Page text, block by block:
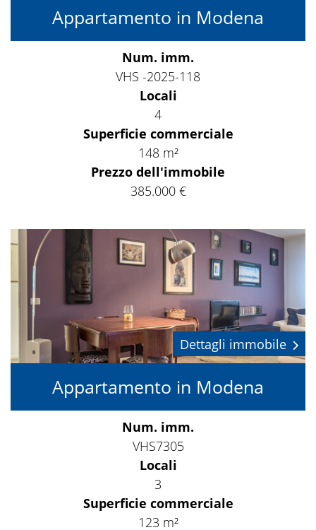
Appartamento in Modena
Num. imm.
VHS -2025-118
Locali
4
Superficie commerciale
148 m²
Prezzo dell'immobile
385.000 €
Dettagli immobile
Appartamento in Modena
Num. imm.
VHS7305
Locali
3
Superficie commerciale
123 m²